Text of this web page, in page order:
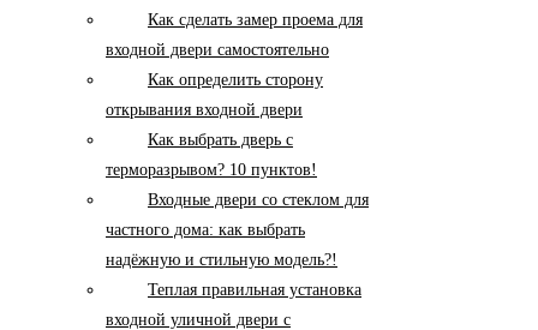
Как сделать замер проема для
входной двери самостоятельно
Как определить сторону
открывания входной двери
Как выбрать дверь с
терморазрывом? 10 пунктов!
Входные двери со стеклом для
частного дома: как выбрать
надёжную и стильную модель?!
Теплая правильная установка
входной уличной двери с